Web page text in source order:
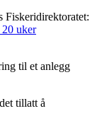
Fiskeridirektoratet:
uker
til et anlegg
tillatt å